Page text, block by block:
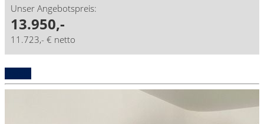
Unser Angebotspreis:
13.950,-
11.723,- € netto